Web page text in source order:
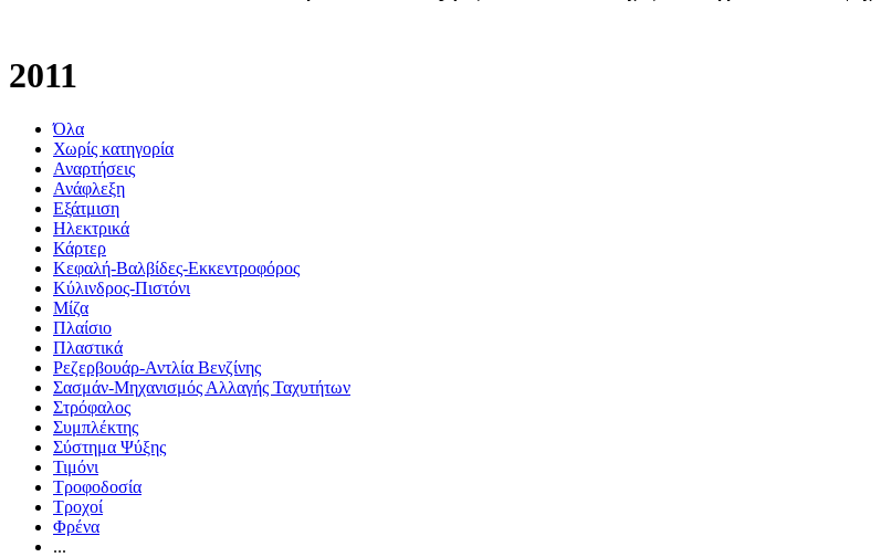
2011
Όλα
Χωρίς κατηγορία
Αναρτήσεις
Ανάφλεξη
Εξάτμιση
Ηλεκτρικά
Κάρτερ
Κεφαλή-Βαλβίδες-Εκκεντροφόρος
Κύλινδρος-Πιστόνι
Μίζα
Πλαίσιο
Πλαστικά
Ρεζερβουάρ-Αντλία Βενζίνης
Σασμάν-Μηχανισμός Αλλαγής Ταχυτήτων
Στρόφαλος
Συμπλέκτης
Σύστημα Ψύξης
Τιμόνι
Τροφοδοσία
Τροχοί
Φρένα
...